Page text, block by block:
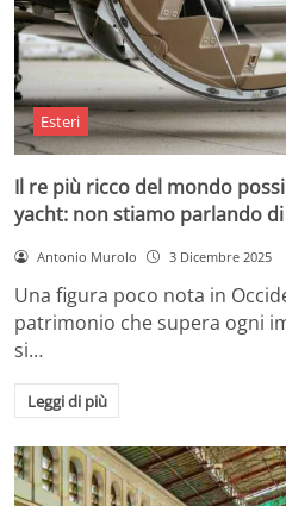
Esteri
Il re più ricco del mondo
yacht: non stiamo parlando
Antonio Murolo 3 Dicembre 2025
Una figura poco nota in
patrimonio che supera ogni
si…
Leggi di più